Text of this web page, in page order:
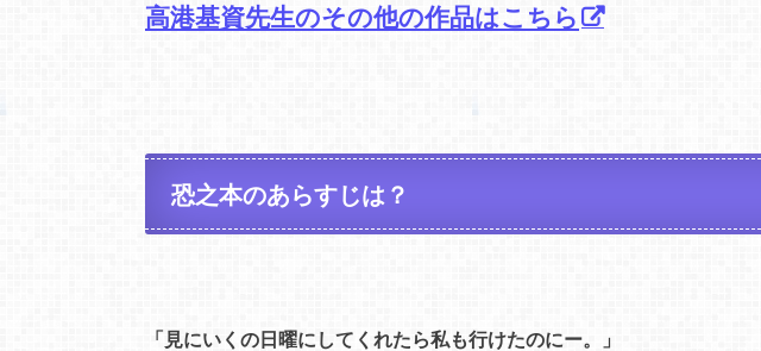
高港基資先生のその他の作品はこちら
恐之本のあらすじは？
「見にいくの日曜にしてくれたら私も行けたのにー。」